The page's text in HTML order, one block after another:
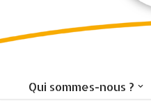
Qui sommes-nous ?